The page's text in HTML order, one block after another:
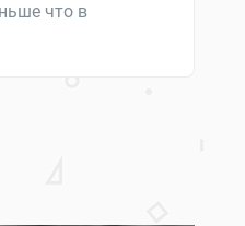
что в